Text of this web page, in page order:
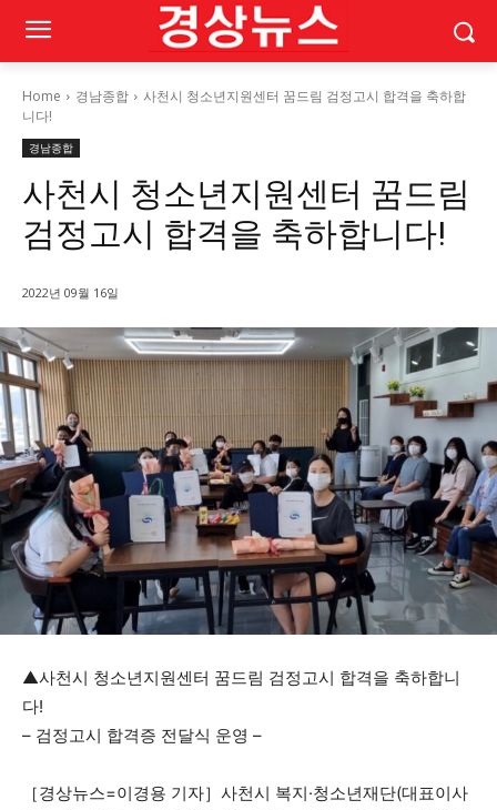
Home 경남종합
사천시 청소년지원센터 꿈드림 검정고시 합격을 축하합
니다!
경남종합
사천시 청소년지원센터 꿈드림
검정고시 합격을 축하합니다!
2022년 09월 16일
▲사천시 청소년지원센터 꿈드림 검정고시 합격을 축하합니
다!
– 검정고시 합격증 전달식 운영 –
［경상뉴스=이경용 기자］사천시 복지·청소년재단(대표이사